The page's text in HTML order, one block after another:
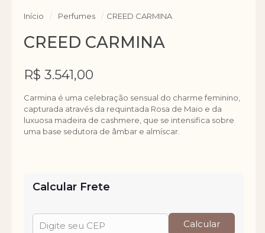
Início / Perfumes / CREED CARMINA
CREED CARMINA
R$ 3.541,00
Carmina é uma celebração sensual do charme feminino,
capturada através da requintada Rosa de Maio e da
luxuosa madeira de cashmere, que se intensifica sobre
uma base sedutora de âmbar e almíscar.
Calcular Frete
Calcular